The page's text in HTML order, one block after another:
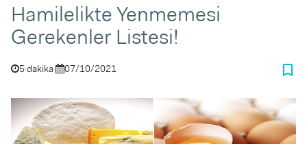
Hamilelikte Yenmemesi
Gerekenler Listesi!
5 dakika 07/10/2021 bookmark_border